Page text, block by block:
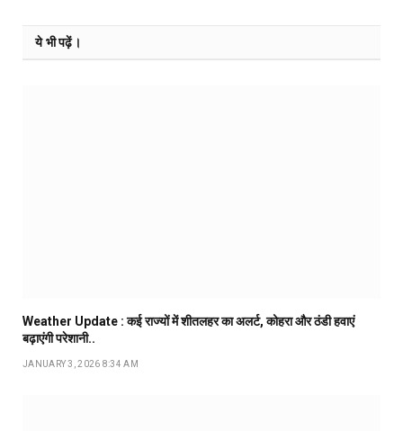
ये भी पढ़ें।
Weather Update : कई राज्यों में शीतलहर का अलर्ट, कोहरा और ठंडी हवाएं
बढ़ाएंगी परेशानी..
JANUARY 3, 2026 8:34 AM